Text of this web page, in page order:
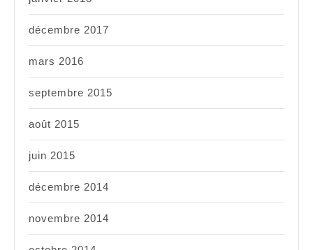
décembre 2017
mars 2016
septembre 2015
août 2015
juin 2015
décembre 2014
novembre 2014